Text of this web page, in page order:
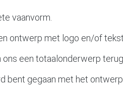
vaanvorm.
ontwerp met logo en/of
ons een totaalonderwerp
bent gegaan met het